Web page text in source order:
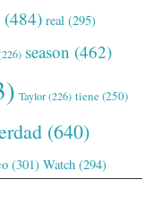
(484) real (295)
season (462)
Taylor(226) tiene(250)
(640)
(301) Watch (294)